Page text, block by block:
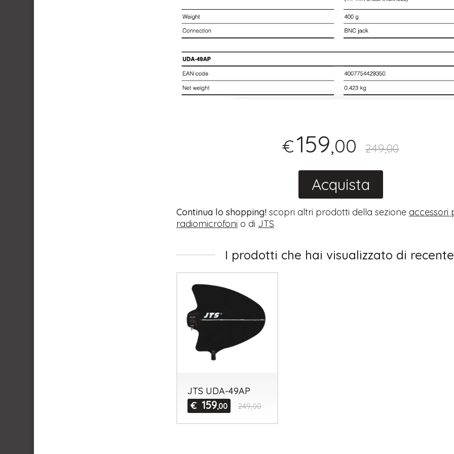
€159,00 249,00
Acquista
Continua lo shopping!scopri altri prodotti della sezione accessori
radiomicrofoni o di JTS
I prodotti che hai visualizzato di
JTS UDA-49AP
€ 159,00 249,00